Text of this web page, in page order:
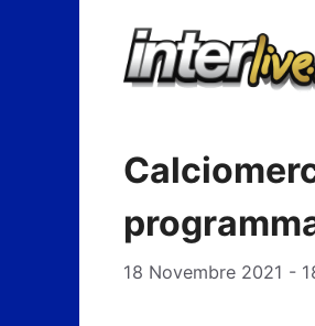
18 Novembre 2021 -